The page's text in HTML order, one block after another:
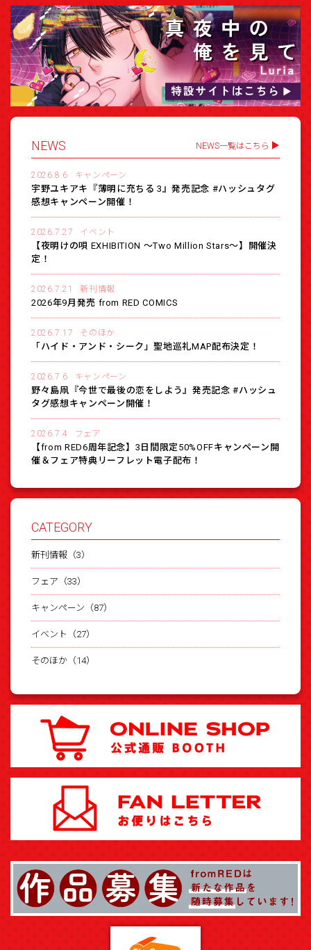
NEWS NEWS一覧はこちら
2026.8.6 キャンペーン
宇野ユキアキ『薄明に充ちる 3』発売記念 #ハッシュタグ
感想キャンペーン開催！
2026.7.27 イベント
【夜明けの唄 EXHIBITION 〜Two Million Stars〜】開催決
定！
2026.7.21 新刊情報
2026年9月発売 from RED COMICS
2026.7.17 そのほか
「ハイド・アンド・シーク」聖地巡礼MAP配布決定！
2026.7.6 キャンペーン
野々島凧『今世で最後の恋をしよう』発売記念 #ハッシュ
タグ感想キャンペーン開催！
2026.7.4 フェア
【from RED6周年記念】3日間限定50%OFFキャンペーン開
催＆フェア特典リーフレット電子配布！
CATEGORY
新刊情報（3）
フェア（33）
キャンペーン（87）
イベント（27）
そのほか（14）